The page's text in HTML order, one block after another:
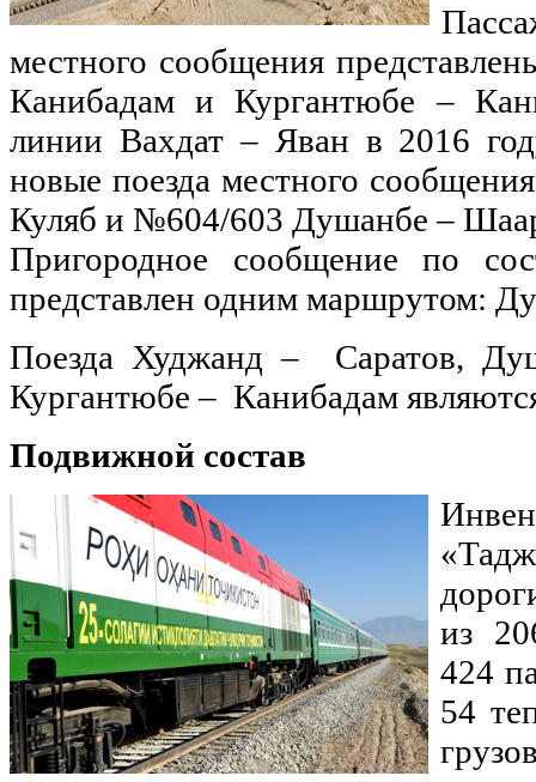
местного сообщения
Канибадам и Кургантюбе –
линии Вахдат – Яван в 2016
новые поезда местного
Куляб и №604/603 Душанбе –
Пригородное сообщение по
представлен одним маршрутом:
Поезда Худжанд – Саратов,
Кургантюбе – Канибадам
Подвижной состав
из
424
54